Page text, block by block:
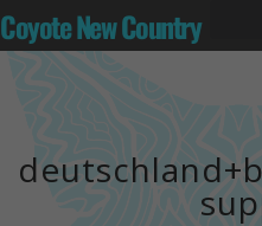
Coyote New Country